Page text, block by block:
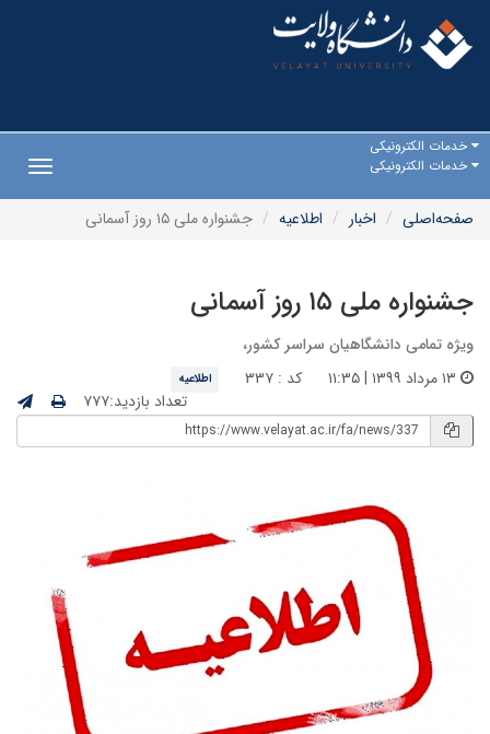
خدمات الکترونیکی
خدمات الکترونیکی
صفحه‌اصلی
اخبار اطلاعیه جشنواره ملی ۱۵ روز آسمانی
جشنواره ملی ۱۵ روز آسمانی
ویژه تمامی دانشگاهیان سراسر کشور،
کد : ۳۳۷ اطلاعیه
تعداد بازدید:۷۷۷